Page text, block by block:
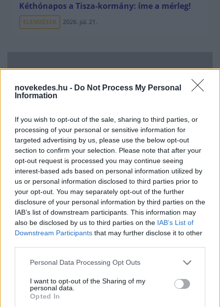
novekedes.hu - Do Not Process My Personal
Information
If you wish to opt-out of the sale, sharing to third parties, or
processing of your personal or sensitive information for
targeted advertising by us, please use the below opt-out
section to confirm your selection. Please note that after your
opt-out request is processed you may continue seeing
interest-based ads based on personal information utilized by
us or personal information disclosed to third parties prior to
your opt-out. You may separately opt-out of the further
disclosure of your personal information by third parties on the
IAB’s list of downstream participants. This information may
also be disclosed by us to third parties on the IAB’s List of
Downstream Participants that may further disclose it to other
Please note that this website/app uses one or more Google
not limited to your visit or usage behaviour. You may click to
grant or deny consent to Google and its third-party tags to
use your data for below specified purposes in below Google
Personal Data Processing Opt Outs
I want to opt-out of the Sharing of my
personal data.
Opted In
Kéthónapos a Tisza-kormány: íme a mérleg!
ELEMZÉSEK 2026. júl. 21.
Uniós források: íme a teendők, amelyek a
pénzek érkezéséhez még szükségesek
ELEMZÉSEK 2026. júl. 20.
Minden idők legjövedelmezőbbje és
legdrágábbja volt az amerikai foci vb -